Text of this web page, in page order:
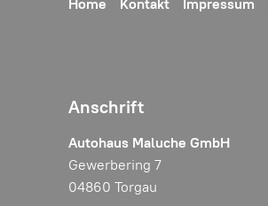
Home Kontakt Impressum
Anschrift
Autohaus Maluche GmbH
Gewerbering 7
04860 Torgau